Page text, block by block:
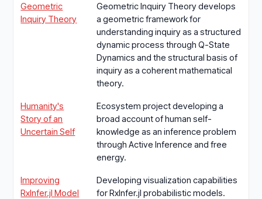
Geometric
Inquiry Theory
Geometric Inquiry Theory develops
a geometric framework for
understanding inquiry as a structured
dynamic process through Q-State
Dynamics and the structural basis of
inquiry as a coherent mathematical
theory.
Humanity's
Story of an
Uncertain Self
Ecosystem project developing a
broad account of human self-
knowledge as an inference problem
through Active Inference and free
energy.
Improving
RxInfer.jl Model
Developing visualization capabilities
for RxInfer.jl probabilistic models.